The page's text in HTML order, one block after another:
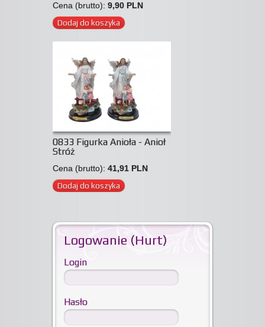
Cena (brutto): 9,90 PLN
Dodaj do koszyka
0833 Figurka Anioła - Anioł
Stróż
Cena (brutto): 41,91 PLN
Dodaj do koszyka
Logowanie (Hurt)
Login
Hasło